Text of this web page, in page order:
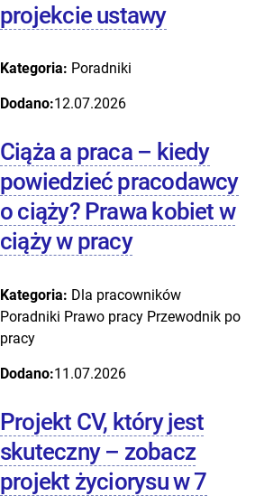
projekcie ustawy
Kategoria: Poradniki
Dodano:12.07.2026
Ciąża a praca – kiedy
powiedzieć pracodawcy
o ciąży? Prawa kobiet w
ciąży w pracy
Kategoria: Dla pracowników
Poradniki Prawo pracy Przewodnik po
pracy
Dodano:11.07.2026
Projekt CV, który jest
skuteczny – zobacz
projekt życiorysu w 7